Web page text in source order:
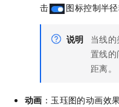
击
图标控制半
说明 当线
置线
距离。
动画 ：玉珏图的动画效